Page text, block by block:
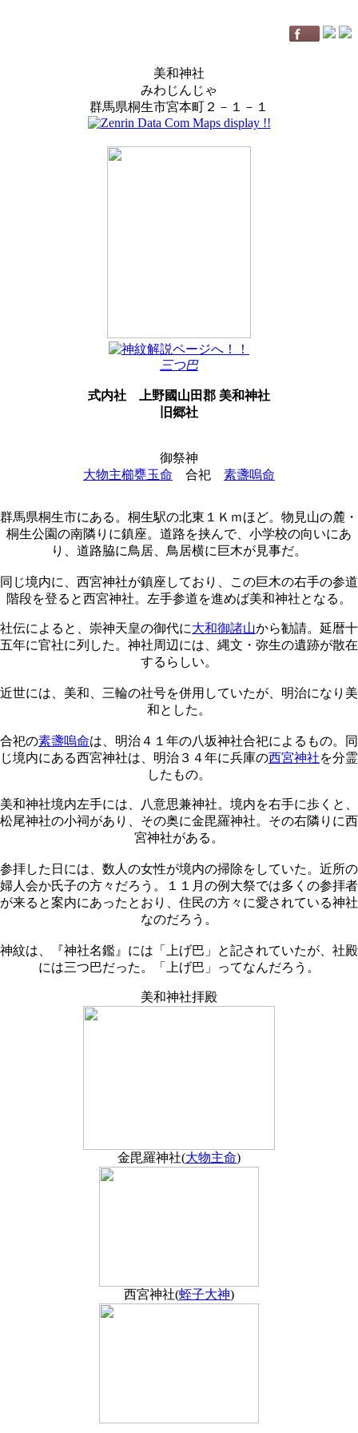
美和神社
みわじんじゃ
群馬県桐生市宮本町２－１－１
三つ巴
式内社
上野國山田郡 美和神社
旧郷社
御祭神
大物主櫛甕玉命 合祀 素盞嗚命
群馬県桐生市にある。桐生駅の北東１Ｋｍほど。物見山の麓・
桐生公園の南隣りに鎮座。道路を挟んで、小学校の向いにあ
り、道路脇に鳥居、鳥居横に巨木が見事だ。
同じ境内に、西宮神社が鎮座しており、この巨木の右手の参道
階段を登ると西宮神社。左手参道を進めば美和神社となる。
社伝によると、崇神天皇の御代に大和御諸山から勧請。延暦十
五年に官社に列した。神社周辺には、縄文・弥生の遺跡が散在
するらしい。
近世には、美和、三輪の社号を併用していたが、明治になり美
和とした。
合祀の素盞嗚命は、明治４１年の八坂神社合祀によるもの。同
じ境内にある西宮神社は、明治３４年に兵庫の西宮神社を分霊
したもの。
美和神社境内左手には、八意思兼神社。境内を右手に歩くと、
松尾神社の小祠があり、その奥に金毘羅神社。その右隣りに西
宮神社がある。
参拝した日には、数人の女性が境内の掃除をしていた。近所の
婦人会か氏子の方々だろう。１１月の例大祭では多くの参拝者
が来ると案内にあったとおり、住民の方々に愛されている神社
なのだろう。
神紋は、『神社名鑑』には「上げ巴」と記されていたが、社殿
には三つ巴だった。「上げ巴」ってなんだろう。
美和神社拝殿
金毘羅神社(大物主命)
西宮神社(蛭子大神)